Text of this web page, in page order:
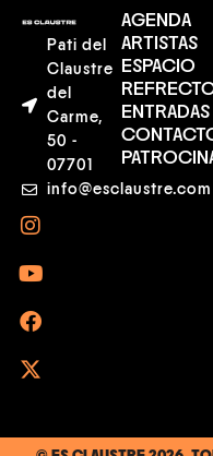
Pati del
Claustre
del
Carme,
50 -
07701
info@esclaustre.com
AGENDA
ARTISTAS
ESPACIO
ENTRADAS